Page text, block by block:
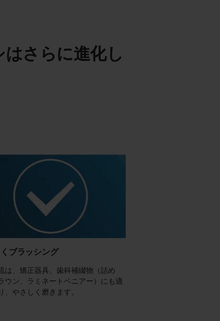
さらに進化し
ブラッシング
は、矯正器具、歯科補綴物（詰め
ウン、ラミネートベニアー）にも適
、やさしく磨きます。